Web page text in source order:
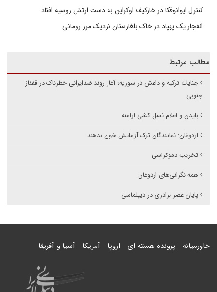
کنترل ایوانوفکا در خارکیف اوکراین به دست ارتش روسیه افتاد
انفجار یک پهپاد در خاک بلغارستان نزدیک مرز رومانی
مطالب مرتبط
جنایات ترکیه و داعش در سوریه؛ آغاز روند ضدایرانی خطرناک در قفقاز
جنوبی
بایدن و اعلام نسل کشی ارامنه
اردوغان: نمایندگان ترک آزمایش خون بدهند
تخریب دموکراسی
همه نگرانی‌های اردوغان
پایان عصر برادری در دیپلماسی
خاورمیانه پرونده هسته ای اروپا آمریکا آسیا و آفریقا